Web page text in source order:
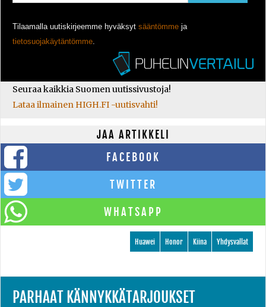
Tilaamalla uutiskirjeemme hyväksyt sääntömme ja
tietosuojakäytäntömme.
Seuraa kaikkia Suomen uutissivustoja!
Lataa ilmainen HIGH.FI -uutisvahti!
JAA ARTIKKELI
FACEBOOK
TWITTER
WHATSAPP
Yhdysvallat
Kiina
Honor
Huawei
PARHAAT KÄNNYKKÄTARJOUKSET